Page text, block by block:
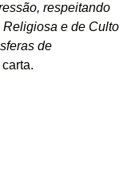
respeitando
e de Culto
de